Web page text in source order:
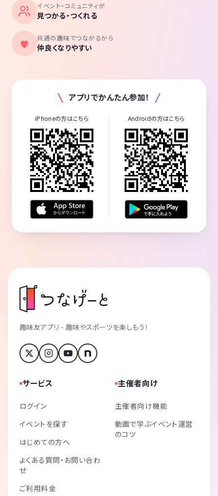
イベント・コミュニティが
見つかる・つくれる
共通の趣味でつながるから
仲良くなりやすい
アプリでかんたん参加！
iPhoneの方はこちら Androidの方はこちら
趣味友アプリ - 趣味やスポーツを楽しもう！
サービス
ログイン
イベントを探す
はじめての方へ
よくある質問・お問い合わ
せ
ご利用料金
主催者向け
主催者向け機能
動画で学ぶイベント運営
のコツ